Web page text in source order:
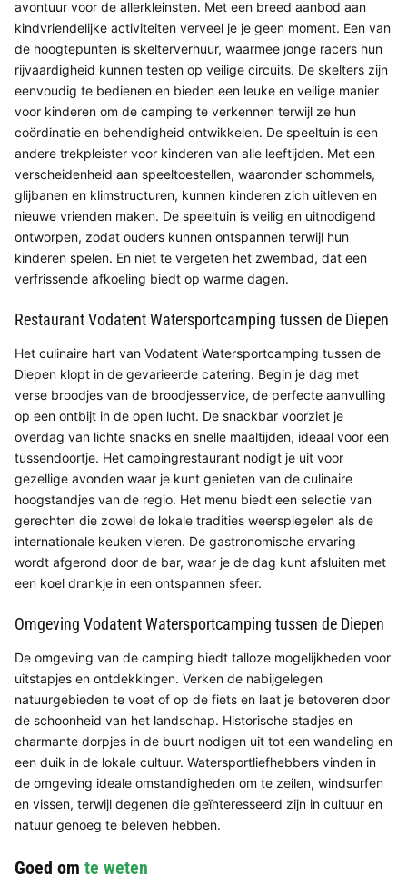
avontuur voor de allerkleinsten. Met een breed aanbod aan
kindvriendelijke activiteiten verveel je je geen moment. Een van
de hoogtepunten is skelterverhuur, waarmee jonge racers hun
rijvaardigheid kunnen testen op veilige circuits. De skelters zijn
eenvoudig te bedienen en bieden een leuke en veilige manier
voor kinderen om de camping te verkennen terwijl ze hun
coördinatie en behendigheid ontwikkelen. De speeltuin is een
andere trekpleister voor kinderen van alle leeftijden. Met een
verscheidenheid aan speeltoestellen, waaronder schommels,
glijbanen en klimstructuren, kunnen kinderen zich uitleven en
nieuwe vrienden maken. De speeltuin is veilig en uitnodigend
ontworpen, zodat ouders kunnen ontspannen terwijl hun
kinderen spelen. En niet te vergeten het zwembad, dat een
verfrissende afkoeling biedt op warme dagen.
Restaurant Vodatent Watersportcamping tussen de Diepen
Het culinaire hart van Vodatent Watersportcamping tussen de
Diepen klopt in de gevarieerde catering. Begin je dag met
verse broodjes van de broodjesservice, de perfecte aanvulling
op een ontbijt in de open lucht. De snackbar voorziet je
overdag van lichte snacks en snelle maaltijden, ideaal voor een
tussendoortje. Het campingrestaurant nodigt je uit voor
gezellige avonden waar je kunt genieten van de culinaire
hoogstandjes van de regio. Het menu biedt een selectie van
gerechten die zowel de lokale tradities weerspiegelen als de
internationale keuken vieren. De gastronomische ervaring
wordt afgerond door de bar, waar je de dag kunt afsluiten met
een koel drankje in een ontspannen sfeer.
Omgeving Vodatent Watersportcamping tussen de Diepen
De omgeving van de camping biedt talloze mogelijkheden voor
uitstapjes en ontdekkingen. Verken de nabijgelegen
natuurgebieden te voet of op de fiets en laat je betoveren door
de schoonheid van het landschap. Historische stadjes en
charmante dorpjes in de buurt nodigen uit tot een wandeling en
een duik in de lokale cultuur. Watersportliefhebbers vinden in
de omgeving ideale omstandigheden om te zeilen, windsurfen
en vissen, terwijl degenen die geïnteresseerd zijn in cultuur en
natuur genoeg te beleven hebben.
Goed om te weten